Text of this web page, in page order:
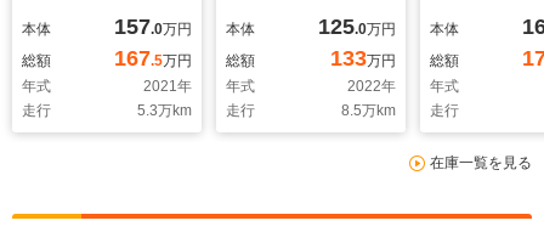
本体 157.0万円
総額
167.5万円
年式
2021年
走行
5.3万km
本体 125.0万円
総額
133万円
年式
2022年
走行
8.5万km
本体
総額
年式
走行
在庫一覧を見る